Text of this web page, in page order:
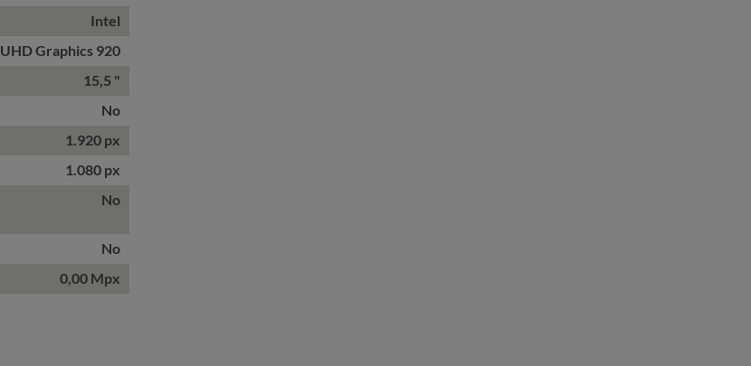
Intel
UHD Graphics 920
15,5 "
No
1.920 px
1.080 px
No
No
0,00 Mpx